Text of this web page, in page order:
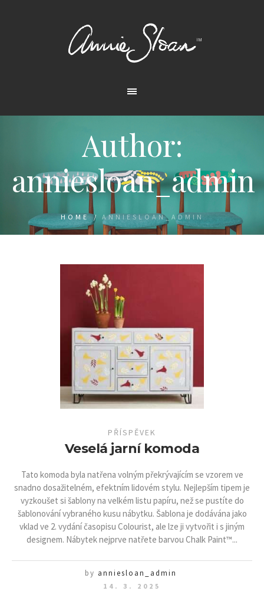
Author:
anniesloan_admin
HOME / ANNIESLOAN_ADMIN
PŘÍSPĚVEK
Veselá jarní komoda
Tato komoda byla natřena volným překrývajícím se vzorem ve
snadno dosažitelném, efektním lidovém stylu. Nejlepším tipem je
vyzkoušet si šablony na velkém listu papíru, než se pustíte do
šablonování vybraného kusu nábytku. Šablona je dodávána jako
vklad ve 2. vydání časopisu Colourist, ale lze ji vytvořit i s jiným
designem. Nábytek nejprve natřete barvou Chalk Paint™...
by anniesloan_admin
14. 3. 2025